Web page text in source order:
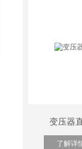
变压器
了解详